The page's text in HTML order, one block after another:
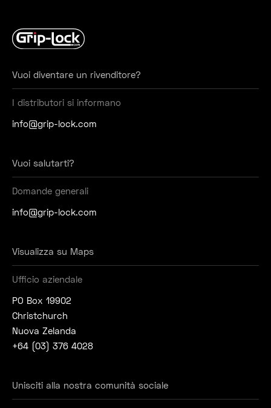
Vuoi diventare un rivenditore?
I distributori si informano
info@grip-lock.com
Vuoi salutarti?
Domande generali
info@grip-lock.com
Visualizza su Maps
Ufficio aziendale
PO Box 19902
Christchurch
Nuova Zelanda
+64 (03) 376 4028
Unisciti alla nostra comunità sociale